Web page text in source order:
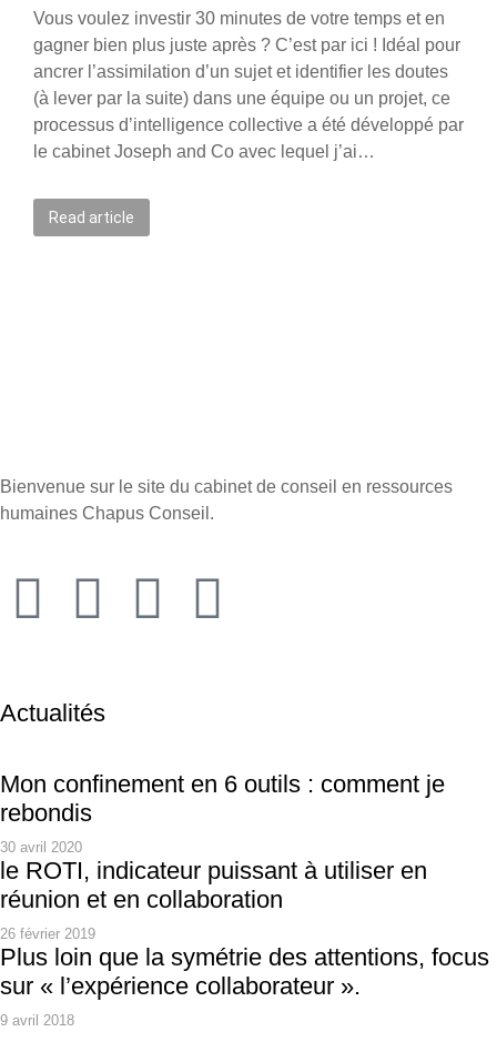
Vous voulez investir 30 minutes de votre temps et en
gagner bien plus juste après ? C’est par ici ! Idéal pour
ancrer l’assimilation d’un sujet et identifier les doutes
(à lever par la suite) dans une équipe ou un projet, ce
processus d’intelligence collective a été développé par
le cabinet Joseph and Co avec lequel j’ai…
Read article
Bienvenue sur le site du cabinet de conseil en ressources
humaines Chapus Conseil.
Actualités
Mon confinement en 6 outils : comment je
rebondis
30 avril 2020
le ROTI, indicateur puissant à utiliser en
réunion et en collaboration
26 février 2019
Plus loin que la symétrie des attentions, focus
sur « l’expérience collaborateur ».
9 avril 2018